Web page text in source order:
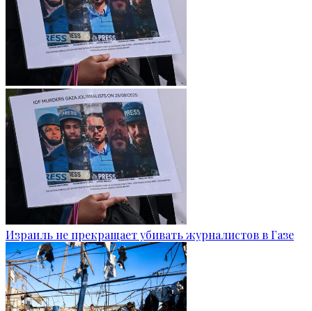
Израиль не прекращает убивать журналистов в Газе